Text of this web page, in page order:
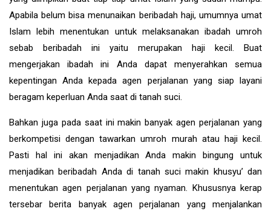
Apabila belum bisa menunaikan beribadah haji, umumnya umat
Islam lebih menentukan untuk melaksanakan ibadah umroh
sebab beribadah ini yaitu merupakan haji kecil. Buat
mengerjakan ibadah ini Anda dapat menyerahkan semua
kepentingan Anda kepada agen perjalanan yang siap layani
beragam keperluan Anda saat di tanah suci.
Bahkan juga pada saat ini makin banyak agen perjalanan yang
berkompetisi dengan tawarkan umroh murah atau haji kecil.
Pasti hal ini akan menjadikan Anda makin bingung untuk
menjadikan beribadah Anda di tanah suci makin khusyu’ dan
menentukan agen perjalanan yang nyaman. Khususnya kerap
tersebar berita banyak agen perjalanan yang menjalankan